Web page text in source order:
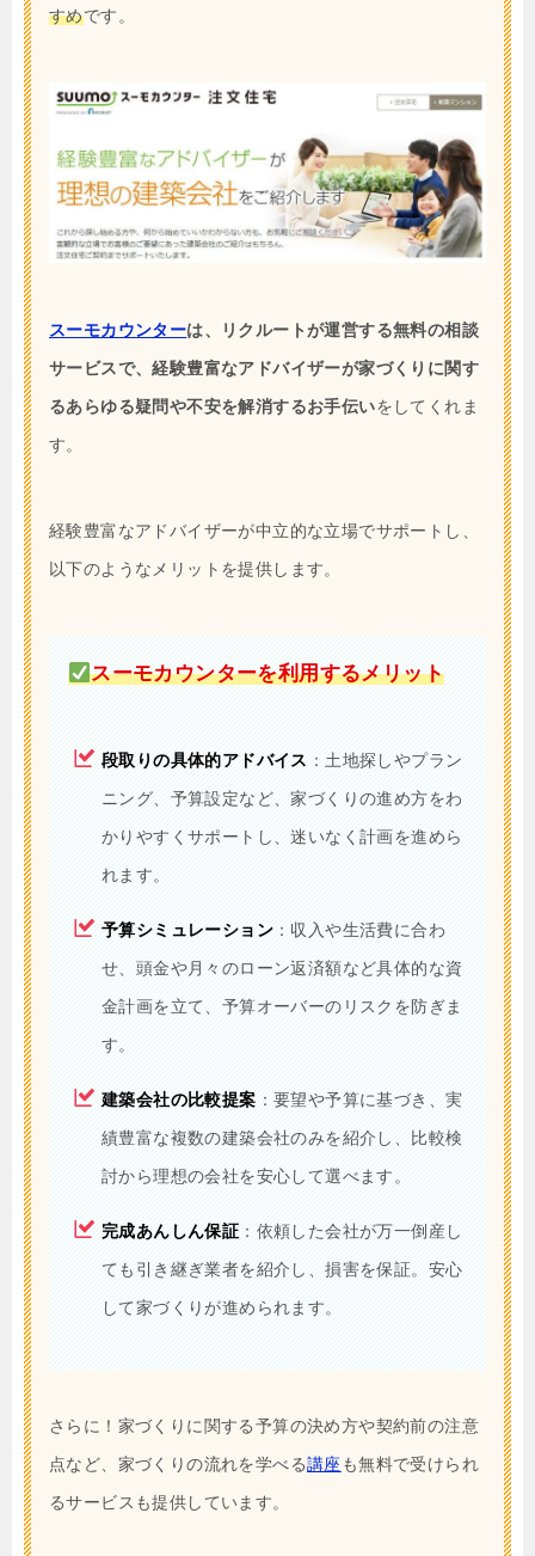
すめです。
スーモカウンターは、リクルートが運営する無料の相談
サービスで、経験豊富なアドバイザーが家づくりに関す
るあらゆる疑問や不安を解消するお手伝いをしてくれま
す。
経験豊富なアドバイザーが中立的な立場でサポートし、
以下のようなメリットを提供します。
スーモカウンターを利用するメリット
段取りの具体的アドバイス ：土地探しやプラン
ニング、予算設定など、家づくりの進め方をわ
かりやすくサポートし、迷いなく計画を進めら
れます。
予算シミュレーション ：収入や生活費に合わ
せ、頭金や月々のローン返済額など具体的な資
金計画を立て、予算オーバーのリスクを防ぎま
す。
建築会社の比較提案 ：要望や予算に基づき、実
績豊富な複数の建築会社のみを紹介し、比較検
討から理想の会社を安心して選べます。
完成あんしん保証 ：依頼した会社が万一倒産し
ても引き継ぎ業者を紹介し、損害を保証。安心
して家づくりが進められます。
さらに！家づくりに関する予算の決め方や契約前の注意
点など、家づくりの流れを学べる講座 も無料で受けられ
るサービスも提供しています。